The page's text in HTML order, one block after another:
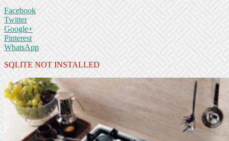
Facebook
Twitter
Google+
Pinterest
WhatsApp
SQLITE NOT INSTALLED